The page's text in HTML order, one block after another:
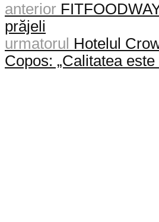
anterior
prăjeli
urmatorul Hotelul
Copos: „Calitatea